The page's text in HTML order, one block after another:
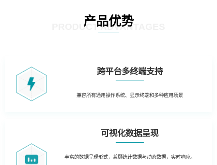
产品优势
PRODUCT ADVANTAGES
跨平台多终端支持
兼容所有通用操作系统、 显示终端和多种应用场景
可视化数据呈现
丰富的数据呈现形式，兼顾统计数据与动态数据，实时响应。